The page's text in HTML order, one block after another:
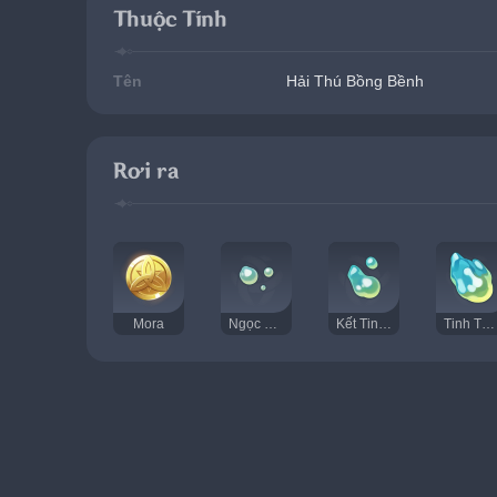
Thuộc Tính
Tên Hải Thú Bồng Bềnh
Rơi ra
Mora Ngọc Vụn Đại Dương Kết Tinh Đại Dương Tinh Thạch Dị Sắc